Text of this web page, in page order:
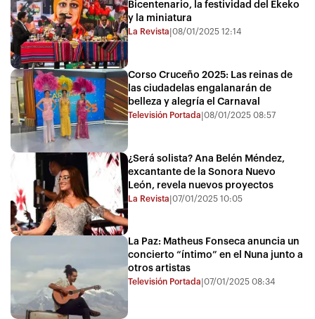
Bicentenario, la festividad del Ekeko
y la miniatura
La Revista |08/01/2025 12:14
Corso Cruceño 2025: Las reinas de
las ciudadelas engalanarán de
belleza y alegría el Carnaval
Televisión Portada |08/01/2025 08:57
¿Será solista? Ana Belén Méndez,
excantante de la Sonora Nuevo
León, revela nuevos proyectos
La Revista |07/01/2025 10:05
La Paz: Matheus Fonseca anuncia un
concierto “íntimo” en el Nuna junto a
otros artistas
Televisión Portada |07/01/2025 08:34